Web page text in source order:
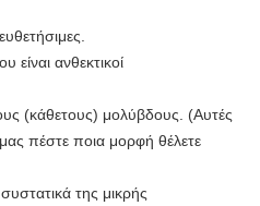
ανθεκτικοί
(κάθετους) μολύβδους. (Αυτές
πέστε ποια μορφή θέλετε
της μικρής